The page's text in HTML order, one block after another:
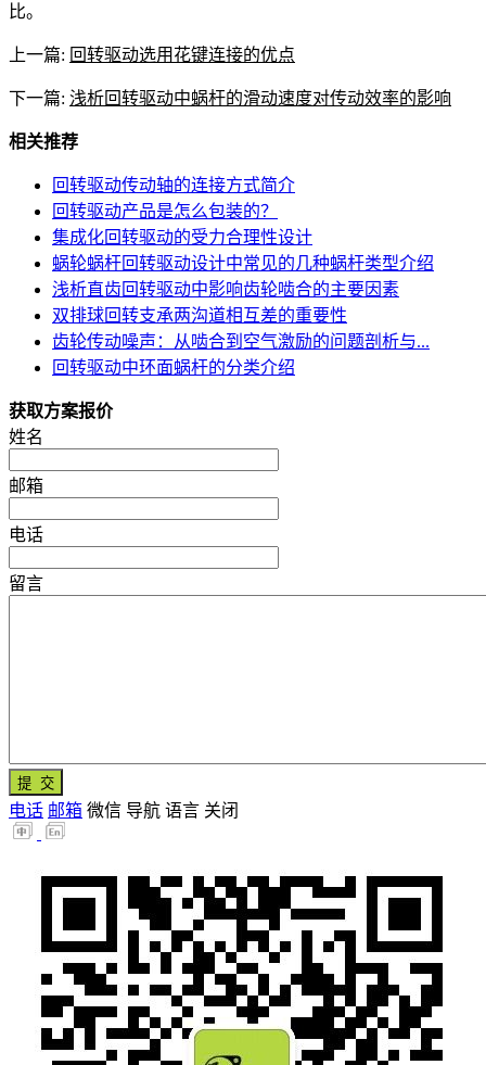
比。
上一篇: 回转驱动选用花键连接的优点
下一篇: 浅析回转驱动中蜗杆的滑动速度对传动效率的影响
相关推荐
回转驱动传动轴的连接方式简介
回转驱动产品是怎么包装的？
集成化回转驱动的受力合理性设计
蜗轮蜗杆回转驱动设计中常见的几种蜗杆类型介绍
浅析直齿回转驱动中影响齿轮啮合的主要因素
双排球回转支承两沟道相互差的重要性
齿轮传动噪声：从啮合到空气激励的问题剖析与...
回转驱动中环面蜗杆的分类介绍
获取方案报价
姓名
邮箱
电话
留言
电话 邮箱 微信 导航 语言 关闭